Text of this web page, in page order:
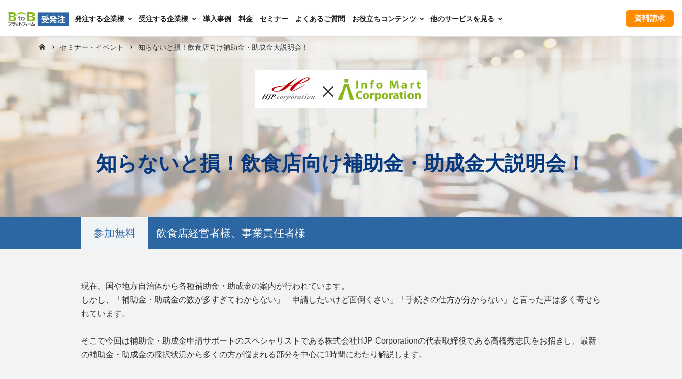
資料請求
発注する企業様 受注する企業様 導入事例 料金 セミナー よくあるご質問 お役立ちコンテンツ 他のサービスを見る
セミナー・イベント 知らないと損！飲食店向け補助金・助成金大説明会！
知らないと損！飲食店向け補助金・助成金大説明会！
参加無料 飲食店経営者様、事業責任者様
現在、国や地方自治体から各種補助金・助成金の案内が行われています。
しかし、「補助金・助成金の数が多すぎてわからない」「申請したいけど面倒くさい」「手続きの仕方が分からない」と言った声は多く寄せら
れています。
そこで今回は補助金・助成金申請サポートのスペシャリストである株式会社HJP Corporationの代表取締役である高橋秀志氏をお招きし、最新
の補助金・助成金の採択状況から多くの方が悩まれる部分を中心に1時間にわたり解説します。